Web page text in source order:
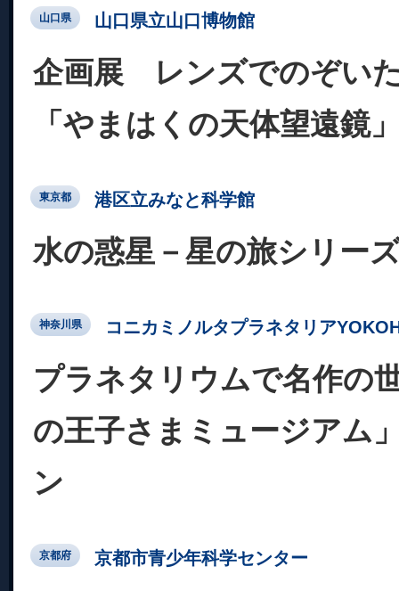
山口県 山口県立山口博物館
企画展 レンズでのぞい
「やまはくの天体望遠鏡
東京都 港区立みなと科学館
水の惑星－星の旅シリー
神奈川県 コニカミノルタプラネタリア
プラネタリウムで名作の
の王子さまミュージアム
ン
京都府 京都市青少年科学センター